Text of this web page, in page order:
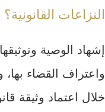
النزاعات القانونية؟
إشهاد الوصية
واعتراف القضاء
خلال اعتماد وثيقة